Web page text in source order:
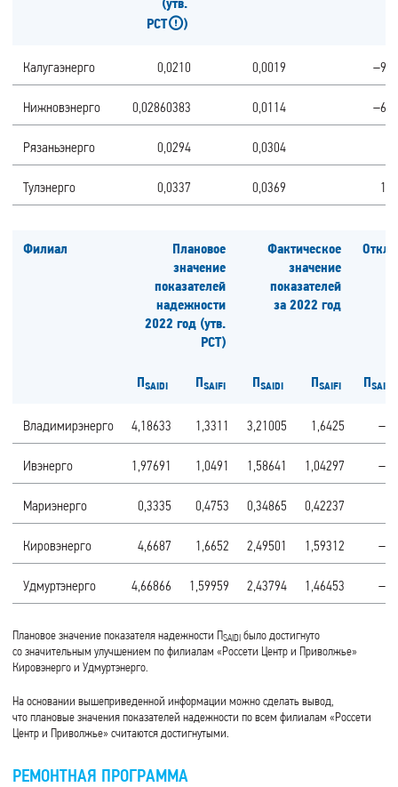
(утв.
РСТ
)
Калугаэнерго 0,0210 0,0019 –91
Нижновэнерго 0,02860383 0,0114 –60
Рязаньэнерго 0,0294 0,0304
Тулэнерго 0,0337 0,0369 10
Филиал
Плановое
значение
показателей
надежности
2022 год (утв.
РСТ)
Фактическое
значение
показателей
за 2022 год
П SAIDI П SAIFI П SAIDI П SAIFI П SAIDI
Владимирэнерго 4,18633 1,3311 3,21005 1,6425 –23
Ивэнерго 1,97691 1,0491 1,58641 1,04297 –20
Мариэнерго 0,3335 0,4753 0,34865 0,42237
Кировэнерго 4,6687 1,6652 2,49501 1,59312 –47
Удмуртэнерго 4,66866 1,59959 2,43794 1,46453 –48
Плановое значение показателя надежности ПSAIDI было достигнуто
со значительным улучшением по филиалам «Россети Центр и Приволжье»
Кировэнерго и Удмуртэнерго.
На основании вышеприведенной информации можно сделать вывод,
что плановые значения показателей надежности по всем филиалам «Россети
Центр и Приволжье» считаются достигнутыми.
РЕМОНТНАЯ ПРОГРАММА